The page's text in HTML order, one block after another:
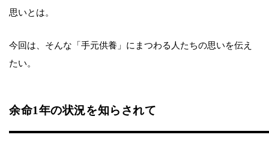
思いとは。
今回は、そんな「手元供養」にまつわる人たちの思いを伝え
たい。
余命1年の状況を知らされて